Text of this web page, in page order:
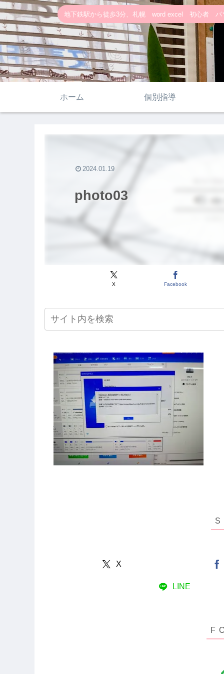
地下鉄駅から徒歩3分、札幌 word excel 初心者 パ
ホーム 個別指導
photo03
X Facebook
2024.01.19
X
LINE